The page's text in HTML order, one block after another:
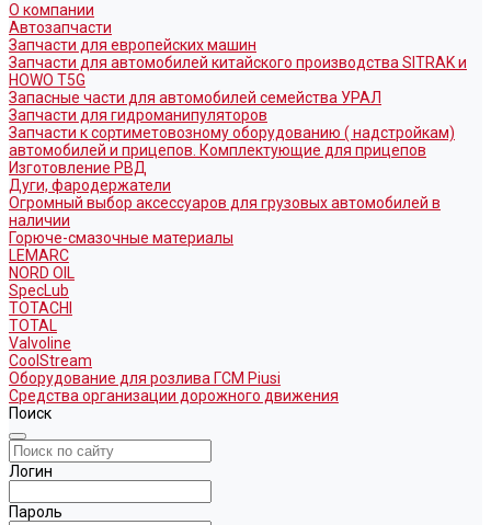
О компании
Автозапчасти
Запчасти для европейских машин
Запчасти для автомобилей китайского производства SITRAK и
HOWO T5G
Запасные части для автомобилей семейства УРАЛ
Запчасти для гидроманипуляторов
Запчасти к сортиметовозному оборудованию ( надстройкам)
автомобилей и прицепов. Комплектующие для прицепов
Изготовление РВД
Дуги, фародержатели
Огромный выбор аксессуаров для грузовых автомобилей в
наличии
Горюче-смазочные материалы
LEMARC
NORD OIL
SpecLub
TOTACHI
TOTAL
Valvoline
CoolStream
Оборудование для розлива ГСМ Piusi
Средства организации дорожного движения
Поиск
Логин
Пароль